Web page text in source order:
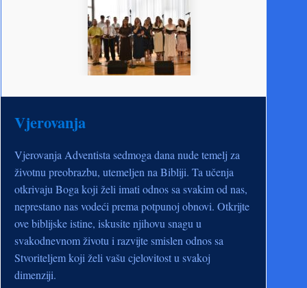
Vjerovanja
Vjerovanja Adventista sedmoga dana nude temelj za
životnu preobrazbu, utemeljen na Bibliji. Ta učenja
otkrivaju Boga koji želi imati odnos sa svakim od nas,
neprestano nas vodeći prema potpunoj obnovi. Otkrijte
ove biblijske istine, iskusite njihovu snagu u
svakodnevnom životu i razvijte smislen odnos sa
Stvoriteljem koji želi vašu cjelovitost u svakoj
dimenziji.